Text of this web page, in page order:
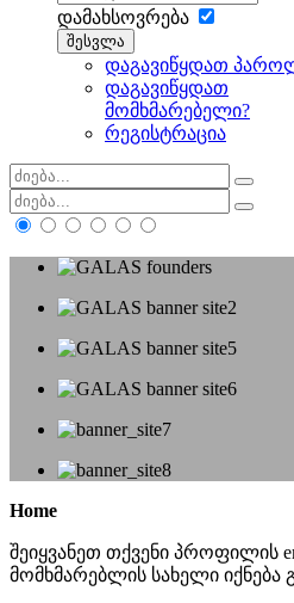
დამახსოვრება
შესვლა
დაგავიწყდათ
დაგავიწყდათ
მომხმარებელი?
რეგისტრაცია
Home
შეიყვანეთ თქვენი პროფილის
მომხმარებლის სახელი იქნება